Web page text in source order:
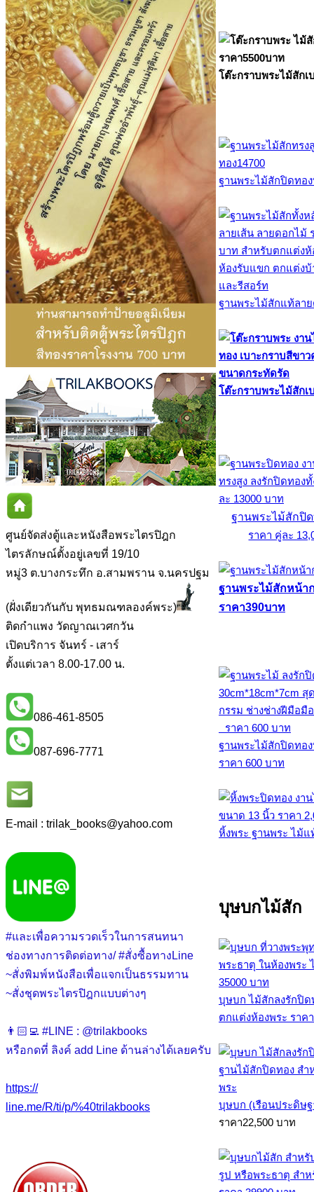
ศูนย์จัดส่งตู้และหนังสือพระไตรปิฎก
ไตรลักษณ์ตั้งอยู่เลขที่ 19/10
หมู่3 ต.บางกระทึก อ.สามพราน จ.นครปฐม
(ฝั่งเดียวกันกับ พุทธมณฑลองค์พระ)
ติดกำแพง วัดญาณเวศกวัน
เปิดบริการ จันทร์ - เสาร์
ตั้งแต่เวลา 8.00-17.00 น.
086-461-8505
087-696-7771
E-mail : trilak_books@yahoo.com
#และเพื่อความรวดเร็วในการสนทนา
ช่องทางการติดต่อทาง/ #สั่งซื้อทางLine
~สั่งพิมพ์หนังสือเพื่อแจกเป็นธรรมทาน
~สั่งชุดพระไตรปิฎกแบบต่างๆ
👨🏻‍💻 #LINE : @trilakbooks
หรือกดที่ ลิงค์ add Line ด้านล่างได้เลยครับ
https://
line.me/R/ti/p/%40trilakbooks
โต๊ะกราบพระไม้สักเ
ฐานพระไม้สักปิดทอง
ฐานพระไม้สักแท้ลา
โต๊ะกราบพระไม้สักเ
ฐานพระไม้สักปิ
ราคา คู่ละ
ฐานพระไม้สักหน้า
ราคา390บาท
ฐานพระไม้สักปิดทอง
ราคา 600 บาท
หิ้งพระ ฐานพระ ไม้
บุษบกไม้สัก
บุษบก ไม้สักลงรักปิด
ตกแต่งห้องพระ ราค
บุษบก (เรือนประดิษ
ราคา22,500 บาท